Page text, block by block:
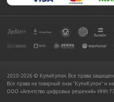
2010-2026 © КупиКупон. Все права
Все права на товарный знак "КупиКупон" и
OOO «Агентство цифровых решений» ИНН